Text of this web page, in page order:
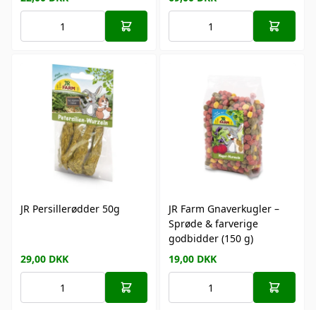
JR Persillerødder 50g
29,00 DKK
JR Farm Gnaverkugler –
Sprøde & farverige
godbidder (150 g)
19,00 DKK